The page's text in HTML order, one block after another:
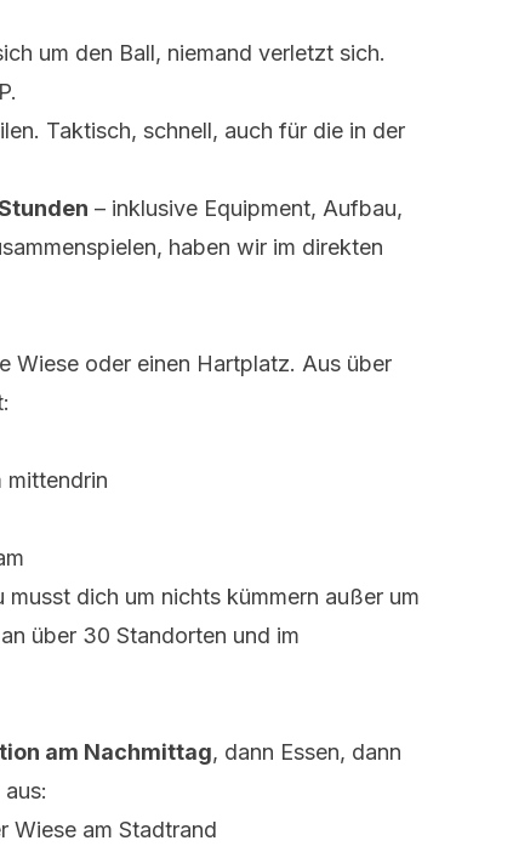
um den Ball, niemand verletzt sich.
Taktisch, schnell, auch für die in der
– inklusive Equipment, Aufbau,
haben wir im direkten
Wiese oder einen Hartplatz. Aus über
mittendrin
dich um nichts kümmern außer um
über 30 Standorten und im
am Nachmittag, dann Essen, dann
Wiese am Stadtrand